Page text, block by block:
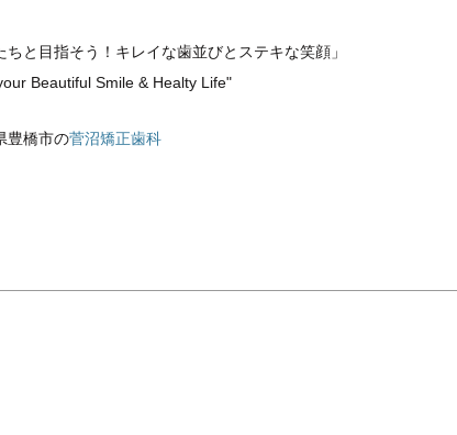
ちと目指そう！キレイな歯並びとステキな笑顔 」
Beautiful Smile & Healty Life"
豊橋市の菅沼矯正歯科